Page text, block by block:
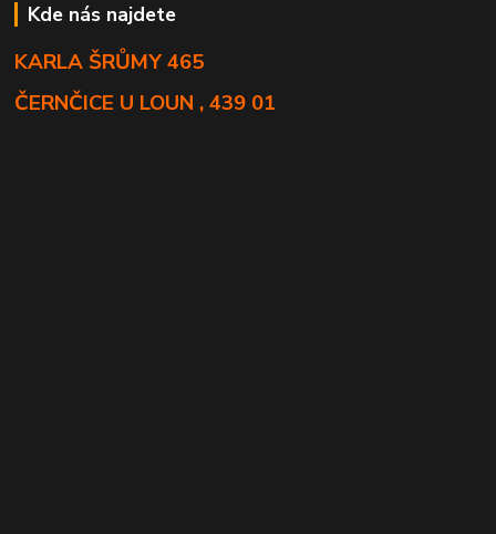
Kde nás najdete
KARLA ŠRŮMY 465
ČERNČICE U LOUN , 439 01